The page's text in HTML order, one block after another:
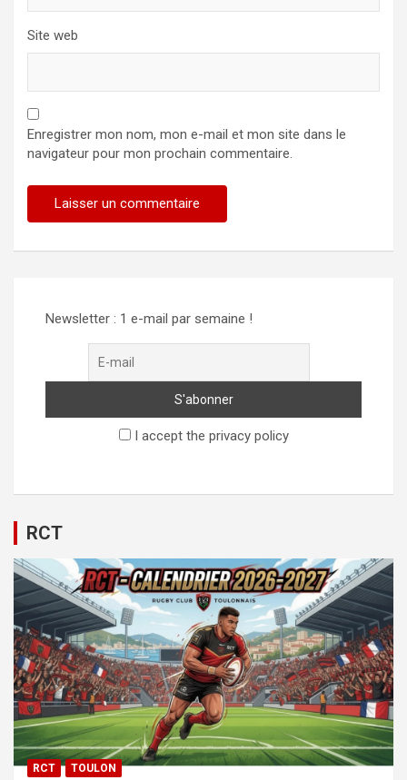
Site web
Enregistrer mon nom, mon e-mail et mon site dans le
navigateur pour mon prochain commentaire.
Newsletter : 1 e-mail par semaine !
I accept the privacy policy
RCT
RCT TOULON